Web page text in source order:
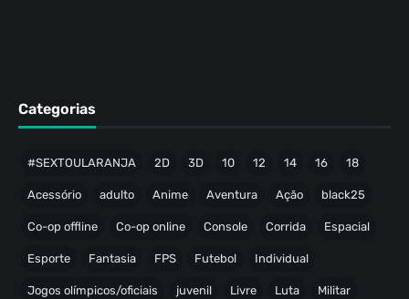
Categorias
#SEXTOULARANJA 2D 3D 10 12 14 16 18
Acessório adulto Anime Aventura Ação black25
Co-op offline Co-op online Console Corrida Espacial
Esporte Fantasia FPS Futebol Individual
Jogos olímpicos/oficiais juvenil Livre Luta Militar